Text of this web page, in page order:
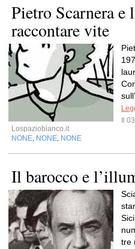
Pietro Scarnera e
raccontare vite
Il
Lospaziobianco.it
NONE NONE NONE
Il barocco e
tre